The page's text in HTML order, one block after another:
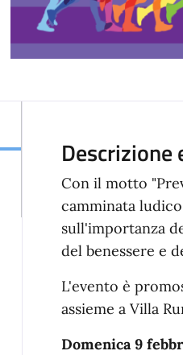
Descrizione
Con il motto
camminata
sull'importanza
del benessere e
L'evento è
assieme a Villa
Domenica 9